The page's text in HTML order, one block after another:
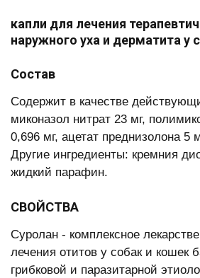
капли для лечения
наружного уха и дерматита у
Состав
Содержит в качестве
миконазол нитрат 23 мг,
0,696 мг, ацетат преднизолона 5
Другие ингредиенты: кремния
жидкий парафин.
СВОЙСТВА
Суролан - комплексное
лечения отитов у собак и кошек
грибковой и паразитарной